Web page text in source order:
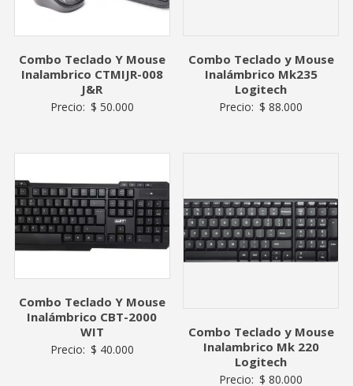
Combo Teclado Y Mouse
Inalambrico CTMIJR-008
J&R
Precio: $ 50.000
Combo Teclado y Mouse
Inalámbrico Mk235
Logitech
Precio: $ 88.000
Combo Teclado Y Mouse
Inalámbrico CBT-2000
WIT
Precio: $ 40.000
Combo Teclado y Mouse
Inalambrico Mk 220
Logitech
Precio: $ 80.000